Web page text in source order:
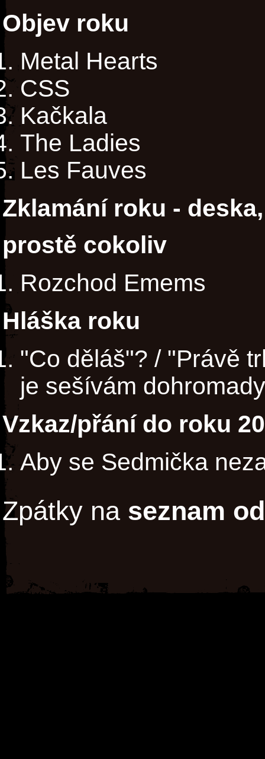
Objev roku
Metal Hearts
CSS
Kačkala
The Ladies
Les Fauves
Zklamání roku -
prostě cokoliv
Rozchod Emems
Hláška roku
"Co děláš"? / "Právě
je sešívám
Vzkaz/přání do roku
Aby se Sedmička
Zpátky na seznam